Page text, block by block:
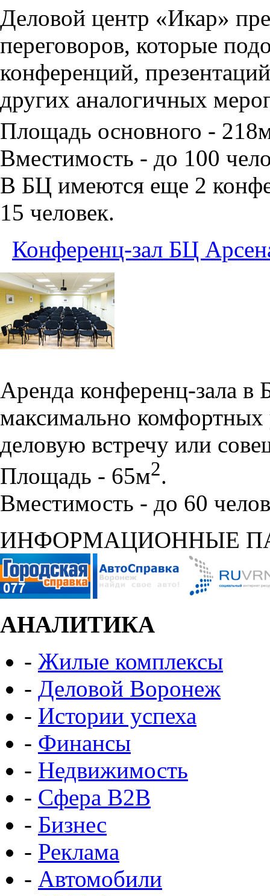
Деловой центр «Икар»
переговоров, которые
конференций,
других аналогичных
Площадь основного -
Вместимость - до 100
В БЦ имеются еще 2
15 человек.
Конференц-зал БЦ
Аренда конференц-зала в
максимально комфортных
деловую встречу или
Площадь - 65м2.
Вместимость - до 60
ИНФОРМАЦИОННЫЕ
АНАЛИТИКА
- Жилые комплексы
- Деловой Воронеж
- Истории успеха
- Финансы
- Недвижимость
- Сфера B2B
- Бизнес
- Реклама
- Автомобили